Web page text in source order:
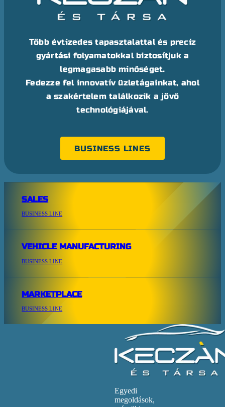
Több évtizedes tapasztalattal és precíz
gyártási folyamatokkal biztosítjuk a
legmagasabb minőséget.
Fedezze fel innovatív üzletágainkat, ahol
a szakértelem találkozik a jövő
technológiájával.
BUSINESS LINES
SALES
BUSINESS LINE
VEHICLE MANUFACTURING
BUSINESS LINE
MARKETPLACE
BUSINESS LINE
Egyedi
megoldások,